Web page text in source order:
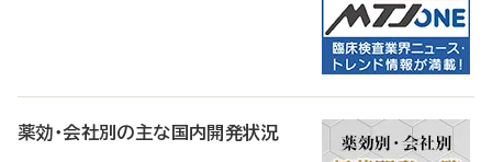
薬効・会社別の主な国内開発状況